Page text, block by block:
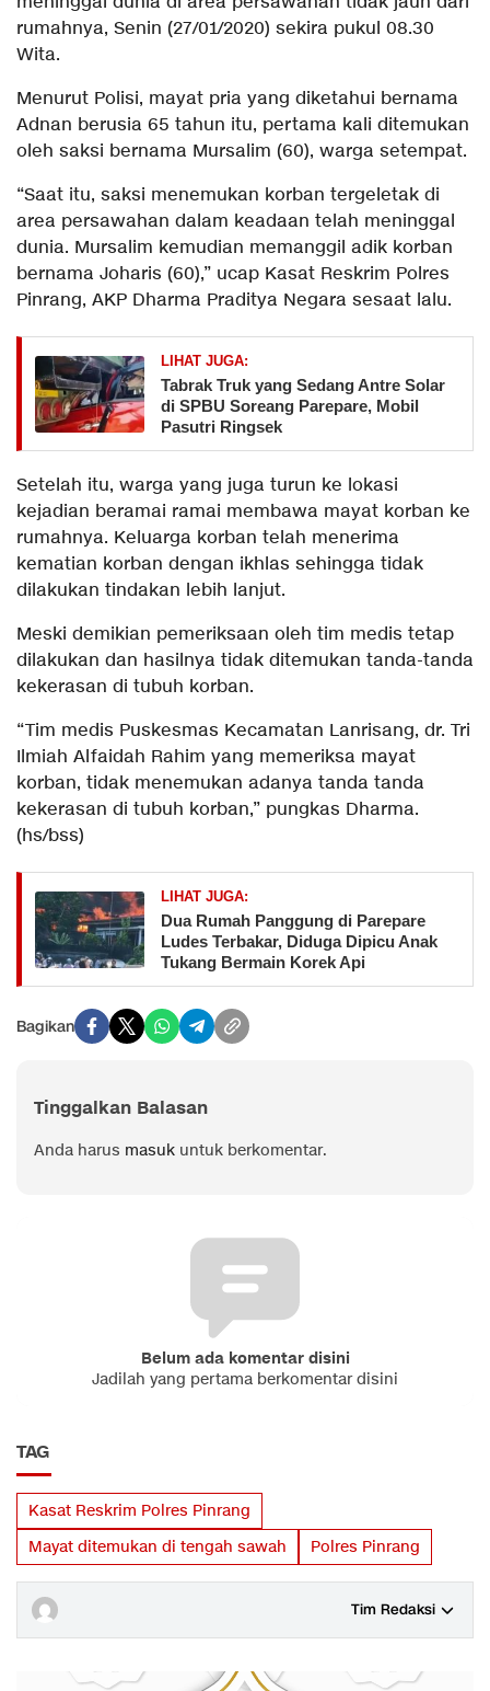
rumahnya, Senin (27/01/2020) sekira pukul 08.30
Wita.
Menurut Polisi, mayat pria yang diketahui bernama
Adnan berusia 65 tahun itu, pertama kali ditemukan
oleh saksi bernama Mursalim (60), warga setempat.
“Saat itu, saksi menemukan korban tergeletak di
area persawahan dalam keadaan telah meninggal
dunia. Mursalim kemudian memanggil adik korban
bernama Joharis (60),” ucap Kasat Reskrim Polres
Pinrang, AKP Dharma Praditya Negara sesaat lalu.
LIHAT JUGA:
Tabrak Truk yang Sedang Antre Solar
di SPBU Soreang Parepare, Mobil
Pasutri Ringsek
Setelah itu, warga yang juga turun ke lokasi
kejadian beramai ramai membawa mayat korban ke
rumahnya. Keluarga korban telah menerima
kematian korban dengan ikhlas sehingga tidak
dilakukan tindakan lebih lanjut.
Meski demikian pemeriksaan oleh tim medis tetap
dilakukan dan hasilnya tidak ditemukan tanda-tanda
kekerasan di tubuh korban.
“Tim medis Puskesmas Kecamatan Lanrisang, dr. Tri
Ilmiah Alfaidah Rahim yang memeriksa mayat
korban, tidak menemukan adanya tanda tanda
kekerasan di tubuh korban,” pungkas Dharma.
(hs/bss)
LIHAT JUGA:
Dua Rumah Panggung di Parepare
Ludes Terbakar, Diduga Dipicu Anak
Tukang Bermain Korek Api
Bagikan
Tinggalkan Balasan
Anda harus masuk untuk berkomentar.
Belum ada komentar disini
Jadilah yang pertama berkomentar disini
TAG
Kasat Reskrim Polres Pinrang
Mayat ditemukan di tengah sawah
Polres Pinrang
Tim Redaksi